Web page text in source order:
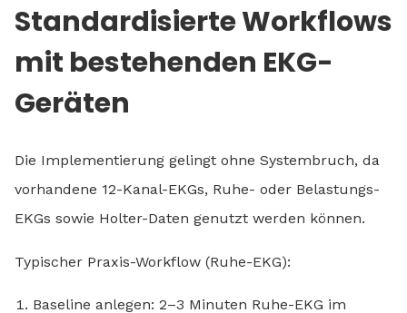
Standardisierte Workflows
mit bestehenden EKG-
Geräten
Die Implementierung gelingt ohne Systembruch, da
vorhandene 12-Kanal-EKGs, Ruhe- oder Belastungs-
EKGs sowie Holter-Daten genutzt werden können.
Typischer Praxis-Workflow (Ruhe-EKG):
Baseline anlegen: 2–3 Minuten Ruhe-EKG im